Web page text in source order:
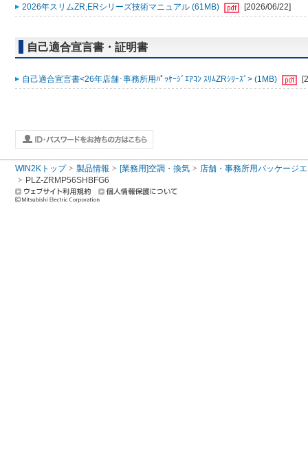
2026年スリムZR,ERシリーズ技術マニュアル (61MB) [2026/06/22]
自己適合宣言書・証明書
自己適合宣言書<26年店舗･事務所用ﾊﾟｯｹｰｼﾞｴｱｺﾝ ｽﾘﾑZRｼﾘｰｽﾞ> (1MB)
WIN2Kトップ 製品情報 [業務用]空調・換気
店舗・事務所用パッケージ
PLZ-ZRMP56SHBFG6